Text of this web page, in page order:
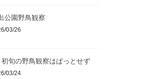
公園野鳥観察
03/26
初旬の野鳥観察はぱっとせず
03/24